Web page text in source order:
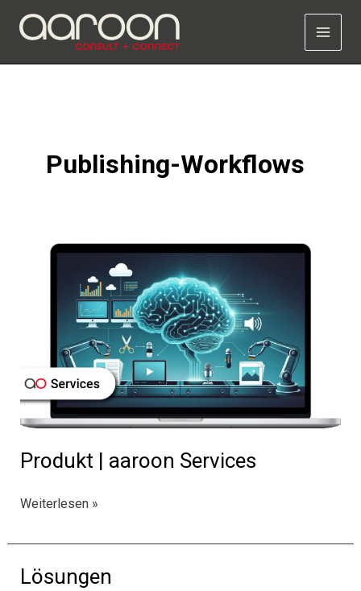
Inhalt
Publishing-Workflows
Produkt | aaroon Services
Produkt
aaroon
Weiterlesen »
Lösungen